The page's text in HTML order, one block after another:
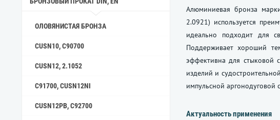
ОЛОВЯНИСТАЯ БРОНЗА
CUSN10, C90700
CUSN12, 2.1052
C91700, CUSN12NI
CUSN12PB, C92700
Алюминиевая бронза
2.0921) используется
идеально подходит для
Поддерживает хороший
эффективна для стыковой
изделий и
импульсной аргонодуговой
Актуальность применения